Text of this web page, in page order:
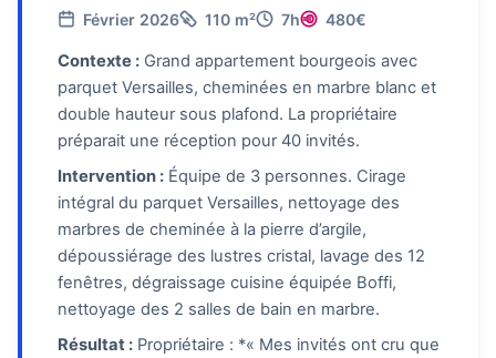
Février 2026 110 m² 7h 480€
Contexte : Grand appartement bourgeois avec
parquet Versailles, cheminées en marbre blanc et
double hauteur sous plafond. La propriétaire
préparait une réception pour 40 invités.
Intervention : Équipe de 3 personnes. Cirage
intégral du parquet Versailles, nettoyage des
marbres de cheminée à la pierre d’argile,
dépoussiérage des lustres cristal, lavage des 12
fenêtres, dégraissage cuisine équipée Boffi,
nettoyage des 2 salles de bain en marbre.
Résultat : Propriétaire : *« Mes invités ont cru que